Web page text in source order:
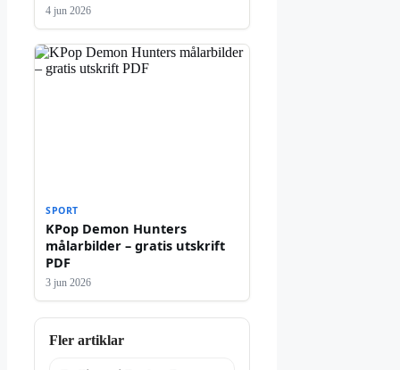
4 jun 2026
SPORT
KPop Demon Hunters
målarbilder – gratis utskrift
PDF
3 jun 2026
Fler artiklar